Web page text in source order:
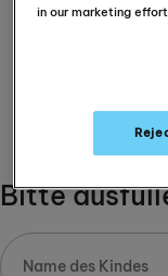
Bitte
in our marketing